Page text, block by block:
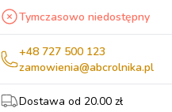
wszystkie
Tymczasowo niedostępny
+48 727 500 123
zamowienia@abcrolnika.pl
Dostawa od 20.00 zł